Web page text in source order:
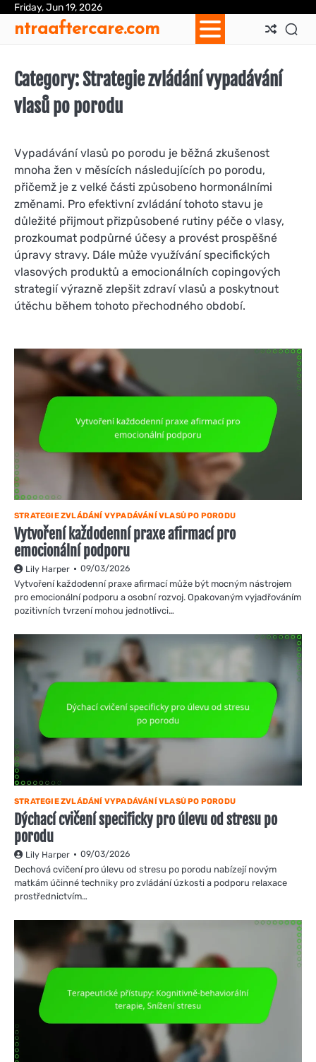
Skip
content
Friday, Jun 19, 2026
ntraaftercare.com
Category:Strategie zvládání vypadávání
vlasů po porodu
Vypadávání vlasů po porodu je běžná zkušenost
mnoha žen v měsících následujících po porodu,
přičemž je z velké části způsobeno hormonálními
změnami. Pro efektivní zvládání tohoto stavu je
důležité přijmout přizpůsobené rutiny péče o vlasy,
prozkoumat podpůrné účesy a provést prospěšné
úpravy stravy. Dále může využívání specifických
vlasových produktů a emocionálních copingových
strategií výrazně zlepšit zdraví vlasů a poskytnout
útěchu během tohoto přechodného období.
STRATEGIE ZVLÁDÁNÍ VYPADÁVÁNÍ VLASŮ PO PORODU
Vytvoření každodenní praxe afirmací pro
emocionální podporu
Lily Harper 09/03/2026
Vytvoření každodenní praxe afirmací může být mocným nástrojem
pro emocionální podporu a osobní rozvoj. Opakovaným vyjadřováním
pozitivních tvrzení mohou jednotlivci…
STRATEGIE ZVLÁDÁNÍ VYPADÁVÁNÍ VLASŮ PO PORODU
Dýchací cvičení specificky pro úlevu od stresu po
porodu
Lily Harper 09/03/2026
Dechová cvičení pro úlevu od stresu po porodu nabízejí novým
matkám účinné techniky pro zvládání úzkosti a podporu relaxace
prostřednictvím…